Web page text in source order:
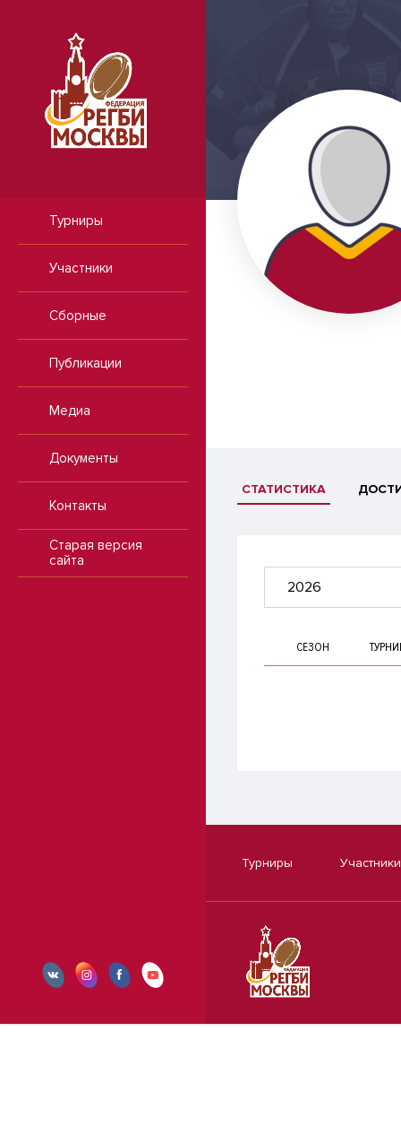
Турниры
Участники
Сборные
Публикации
Медиа
Документы
Контакты
Старая версия
сайта
СТАТИСТИКА
2026
СЕЗОН
Турниры Участники